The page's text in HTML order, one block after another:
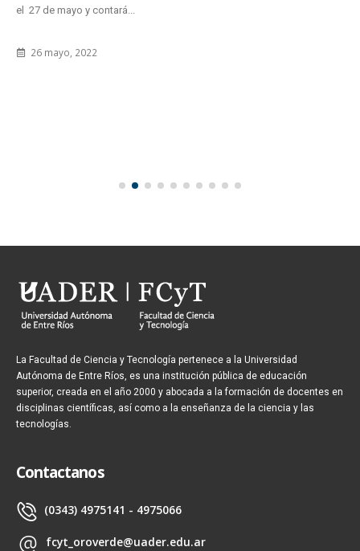
el 27 de mayo y contará...
26 mayo, 2022
La Facultad de Ciencia y Tecnología pertenece a la Universidad
Autónoma de Entre Ríos, es una institución pública de educación
superior, creada en el año 2000 y abocada a la formación de docentes en
disciplinas científicas, así como a la enseñanza de la ciencia y las
tecnologías.
Contactanos
(0343) 4975141 - 4975066
fcyt_oroverde@uader.edu.ar